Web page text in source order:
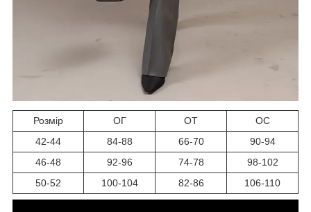
Розмір ОГ ОТ
ОС
42-44
84-88 66-70
90-94
46-48
92-96 74-78
98-102
50-52
100-104 82-86 106-110